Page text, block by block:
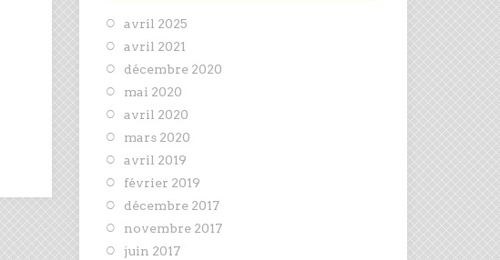
avril 2025
avril 2021
décembre 2020
mai 2020
avril 2020
mars 2020
avril 2019
février 2019
décembre 2017
novembre 2017
juin 2017